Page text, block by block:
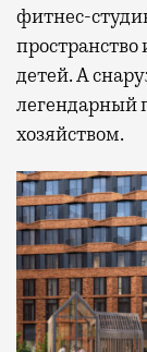
фитнес-
детей. А
легендарный
хозяйством.